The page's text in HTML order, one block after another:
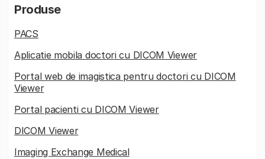
Produse
PACS
Aplicatie mobila doctori cu DICOM Viewer
Portal web de imagistica pentru doctori cu DICOM
Viewer
Portal pacienti cu DICOM Viewer
DICOM Viewer
Imaging Exchange Medical